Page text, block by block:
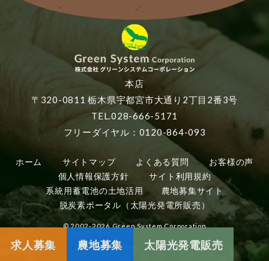
本店
〒320-0811 栃木県宇都宮市大通り2丁目2番3号
TEL.028-666-5171
フリーダイヤル：0120-864-093
ホーム サイトマップ よくある質問
お客様の声
個人情報保護方針
サイト利用規約
系統用蓄電池の土地活用
農地募集サイト
脱炭素ポータル（太陽光発電所販売）
© 2002-2026 Green System Corporation
求人募集 農地募集 太陽光発電販売